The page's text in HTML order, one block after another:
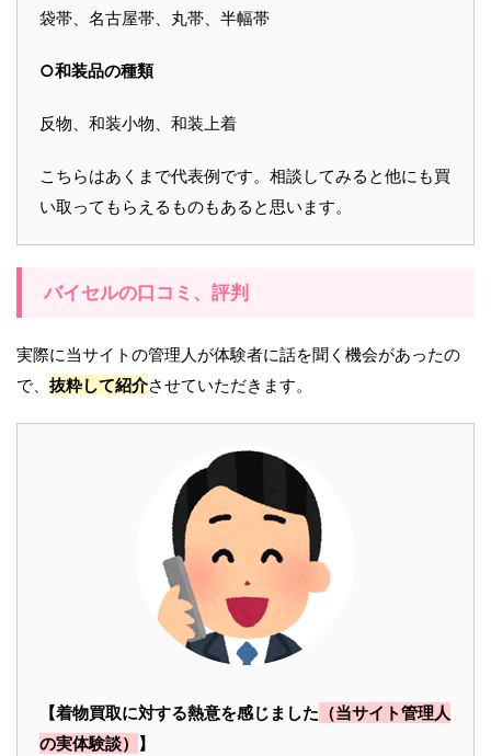
袋帯、名古屋帯、丸帯、半幅帯
○和装品の種類
反物、和装小物、和装上着
こちらはあくまで代表例です。相談してみると他にも買
い取ってもらえるものもあると思います。
バイセルの口コミ、評判
実際に当サイトの管理人が体験者に話を聞く機会があったの
で、 抜粋して紹介させていただきます。
【着物買取に対する熱意を感じました （当サイト管理人
の実体験談） 】